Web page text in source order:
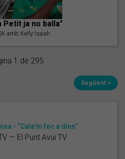
Petit ja no balla"
amb Kelly Isaiah
1 de 295
Següent >
- “Cala’m foc a dins”
— El Punt Avui TV